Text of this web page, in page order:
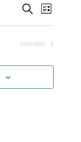
et
de
vues
Recherche
Liste
Évènements
suivants